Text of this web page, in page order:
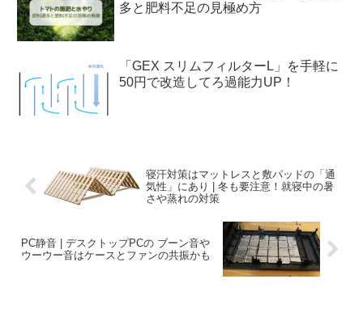
多と肥料不足の見極め方
「GEX スリムフィルターL」を手軽に
50円で改造してろ過能力UP！
寝汗対策はマットレスと敷パッドの「通
気性」にあり | 冬も要注意！就寝中の暑
さや蒸れの対策
PC静音 | デスクトップPCの ブーン音や
ウーウー音はケースとファンの共振かも